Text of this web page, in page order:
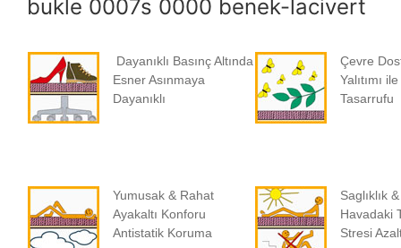
bukle 0007s 0000 benek-lacivert
Dayanıklı Basınç Altında
Esner Asınmaya
Dayanıklı
Çevre
Yalıtımı
Tasarrufu
Yumusak & Rahat
Ayakaltı Konforu
Antistatik Koruma
Saglıklık
Havadaki
Stresi